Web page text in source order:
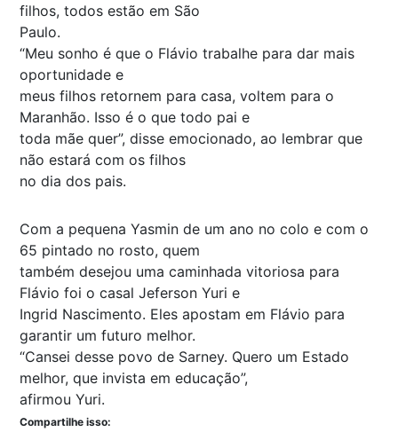
filhos, todos estão em São
Paulo.
“Meu sonho é que o Flávio trabalhe para dar mais
oportunidade e
meus filhos retornem para casa, voltem para o
Maranhão. Isso é o que todo pai e
toda mãe quer”, disse emocionado, ao lembrar que
não estará com os filhos
no dia dos pais.
Com a pequena Yasmin de um ano no colo e com o
65 pintado no rosto, quem
também desejou uma caminhada vitoriosa para
Flávio foi o casal Jeferson Yuri e
Ingrid Nascimento. Eles apostam em Flávio para
garantir um futuro melhor.
“Cansei desse povo de Sarney. Quero um Estado
melhor, que invista em educação”,
afirmou Yuri.
Compartilhe isso: